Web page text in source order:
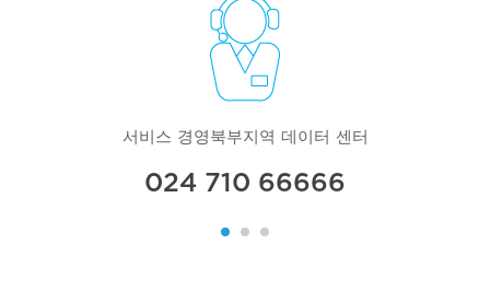
서비스 경영북부지역 데이터 센터
024 710 66666